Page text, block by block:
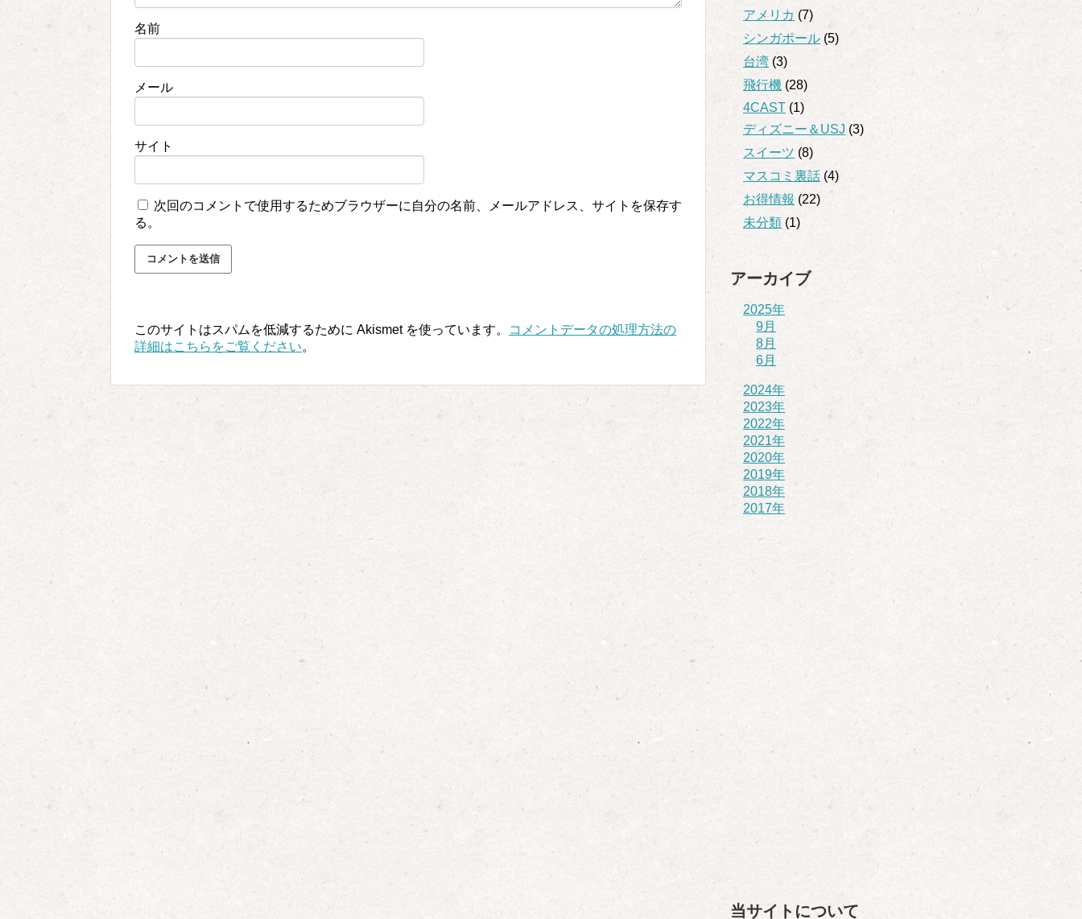
名前
メール
サイト
次回のコメントで使用するためブラウザーに自分の名前、メールアドレス、サイトを保存す
る。
このサイトはスパムを低減するために Akismet を使っています。
コメントデータの処理方法の
詳細はこちらをご覧ください。
アメリカ (7)
シンガポール (5)
台湾 (3)
飛行機 (28)
4CAST (1)
ディズニー＆USJ (3)
スイーツ (8)
マスコミ裏話 (4)
お得情報 (22)
未分類 (1)
アーカイブ
2025年
9月
8月
6月
2024年
2023年
2022年
2021年
2020年
2019年
2018年
2017年
当サイトについて